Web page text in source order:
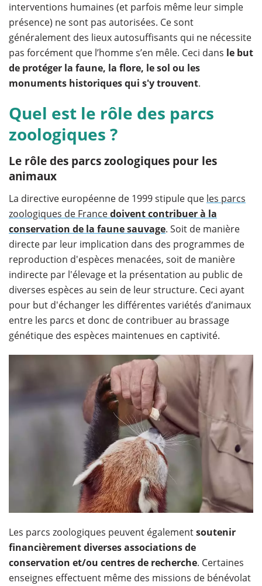
interventions humaines (et parfois même leur simple
présence) ne sont pas autorisées. Ce sont
généralement des lieux autosuffisants qui ne nécessite
pas forcément que l’homme s’en mêle. Ceci dans le but
de protéger la faune, la flore, le sol ou les
monuments historiques qui s'y trouvent.
Quel est le rôle des parcs
zoologiques ?
Le rôle des parcs zoologiques pour les
animaux
La directive européenne de 1999 stipule que les parcs
zoologiques de Francedoivent contribuer à la
conservation de la faune sauvage. Soit de manière
directe par leur implication dans des programmes de
reproduction d'espèces menacées, soit de manière
indirecte par l'élevage et la présentation au public de
diverses espèces au sein de leur structure. Ceci ayant
pour but d'échanger les différentes variétés d’animaux
entre les parcs et donc de contribuer au brassage
génétique des espèces maintenues en captivité.
Les parcs zoologiques peuvent égalementsoutenir
financièrement diverses associations de
conservation et/ou centres de recherche. Certaines
enseignes effectuent même des missions de bénévolat